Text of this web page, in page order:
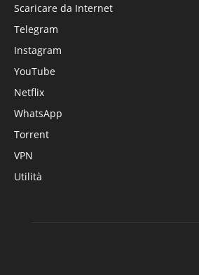
Scaricare da Internet
Telegram
Instagram
YouTube
Netflix
WhatsApp
Torrent
VPN
Utilità